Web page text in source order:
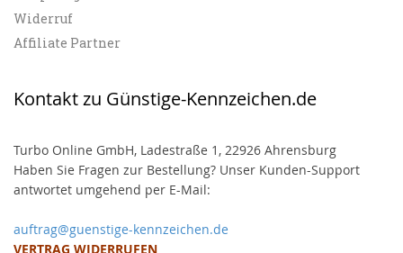
Widerruf
Affiliate Partner
Kontakt zu Günstige-Kennzeichen.de
Turbo Online GmbH, Ladestraße 1, 22926 Ahrensburg
Haben Sie Fragen zur Bestellung? Unser Kunden-Support
antwortet umgehend per E-Mail:
auftrag@guenstige-kennzeichen.de
VERTRAG WIDERRUFEN